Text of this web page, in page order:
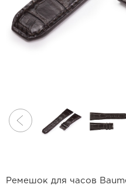
Ремешок для часов